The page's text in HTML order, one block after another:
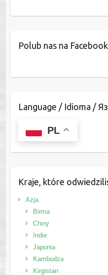
Polub nas na
Language / Idioma /
PL
Kraje, które
Azja
Birma
Chiny
Indie
Japonia
Kambodża
Kirgistan